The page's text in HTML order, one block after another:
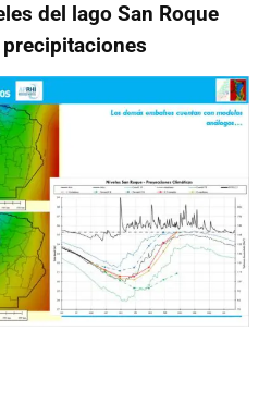
del lago San Roque